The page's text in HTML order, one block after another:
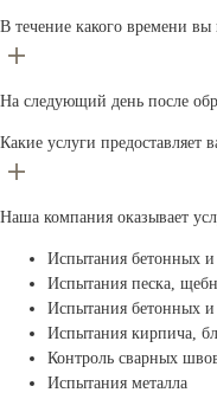
В течение какого времени вы
На следующий день после
Какие услуги предоставляет
Наша компания оказывает
Испытания бетонных
Испытания песка,
Испытания бетонных и
Испытания кирпича,
Контроль сварных
Испытания металла